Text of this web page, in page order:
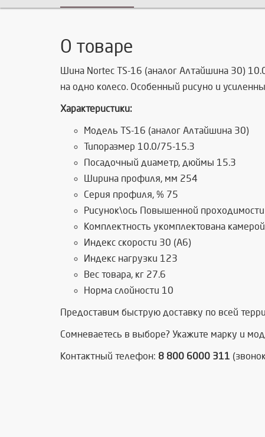
О товаре
Шина Nortec TS-16 (аналог Алтайшина 30)
на одно колесо. Особенный рисуно и
Характеристики:
Модель TS-16 (аналог Алтайшина 30)
Типоразмер 10.0/75-15.3
Посадочный диаметр, дюймы 15.3
Ширина профиля, мм 254
Серия профиля, % 75
Рисунок\ось Повышенной проходимости
Комплектность укомплектована камерой
Индекс скорости 30 (A6)
Индекс нагрузки 123
Вес товара, кг 27.6
Норма слойности 10
Предоставим быструю доставку по всей
Сомневаетесь в выборе? Укажите марку и
Контактный телефон: 8 800 6000 311